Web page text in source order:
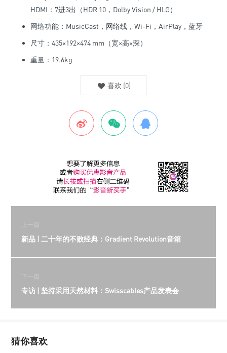
HDMI：7进3出（HDR 10，Dolby Vision / HLG）
网络功能：MusicCast，网络线，Wi-Fi，AirPlay，蓝牙
尺寸：435×192×474 mm（宽×高×深）
重量：19.6kg
喜欢 (0)
上一篇
新品 | 二十年的不败经典：Gradient Revolution音箱
下一篇
专访 | 坚持采用天然材料：Swisscables产品发表会
猜你喜欢